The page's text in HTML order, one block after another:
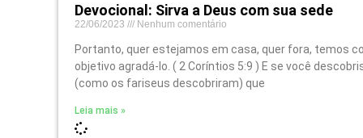
Devocional: Sirva a Deus com sua sede
22/06/2023 Nenhum comentário
Portanto, quer estejamos em casa, quer fora, temos
objetivo agradá-lo. ( 2 Coríntios 5:9 ) E se você
(como os fariseus descobriram) que
Leia mais »